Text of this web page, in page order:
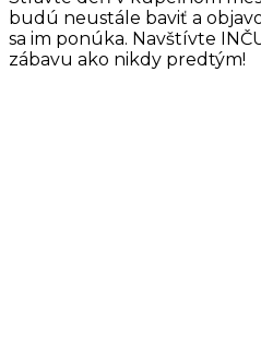
budú neustále baviť a
sa im ponúka. Navštívte
zábavu ako nikdy predtým!